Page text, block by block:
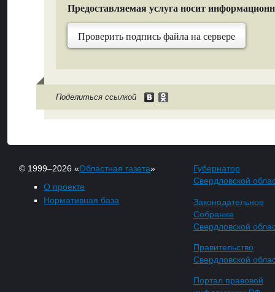
Предоставляемая услуга носит
Проверить подпись файла на сервере
Поделиться ссылкой
© 1999–2026 «Областная газета»
О проекте
Нормативная база
Губернатор
Свердловской
Законодательное
Собрание
Свердловской
Правительство
Свердловской
Портал правовой